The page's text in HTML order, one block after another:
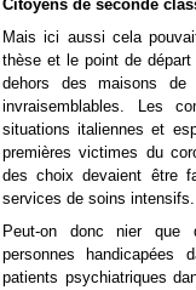
Citoyens de seconde
Mais ici aussi cela
thèse et le point de
dehors des maisons
invraisemblables. Les
situations italiennes et
premières victimes du
des choix devaient être
services de soins intensifs.
Peut-on donc nier que
personnes handicapées
patients psychiatriques